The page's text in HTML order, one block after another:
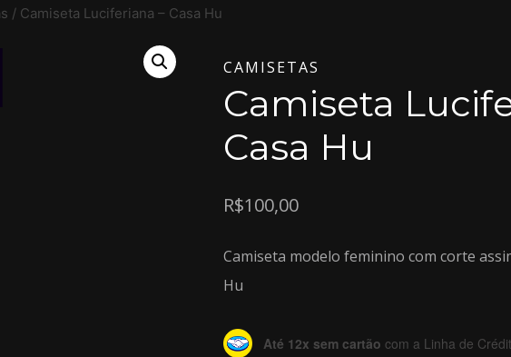
/ Camiseta Luciferiana – Casa Hu
CAMISETAS
Camiseta
Casa Hu
R$100,00
Camiseta modelo feminino com corte
Hu
Até 12x sem cartão com a Linha de